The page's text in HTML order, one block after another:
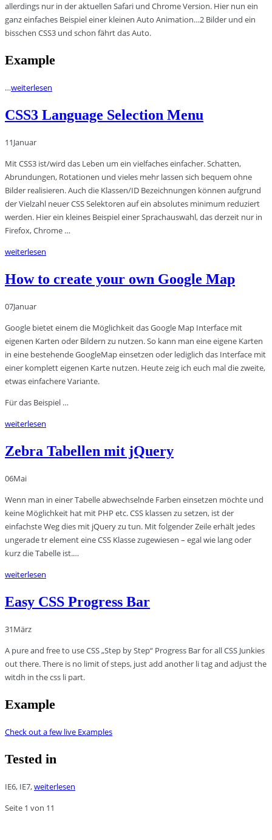
allerdings nur in der aktuellen Safari und Chrome Version. Hier nun ein
ganz einfaches Beispiel einer kleinen Auto Animation…2 Bilder und ein
bisschen CSS3 und schon fährt das Auto.
Example
…weiterlesen
CSS3 Language Selection Menu
11Januar
Mit CSS3 ist/wird das Leben um ein vielfaches einfacher. Schatten,
Abrundungen, Rotationen und vieles mehr lassen sich bequem ohne
Bilder realisieren. Auch die Klassen/ID Bezeichnungen können aufgrund
der Vielzahl neuer CSS Selektoren auf ein absolutes minimum reduziert
werden. Hier ein kleines Beispiel einer Sprachauswahl, das derzeit nur in
Firefox, Chrome …
weiterlesen
How to create your own Google Map
07Januar
Google bietet einem die Möglichkeit das Google Map Interface mit
eigenen Karten oder Bildern zu nutzen. So kann man eine eigene Karten
in eine bestehende GoogleMap einsetzen oder lediglich das Interface mit
einer komplett eigenen Karte nutzen. Heute zeig ich euch mal die zweite,
etwas einfachere Variante.
Für das Beispiel …
weiterlesen
Zebra Tabellen mit jQuery
06Mai
Wenn man in einer Tabelle abwechselnde Farben einsetzen möchte und
keine Möglichkeit hat mit PHP etc. CSS klassen zu setzen, ist der
einfachste Weg dies mit jQuery zu tun. Mit folgender Zeile erhält jedes
ungerade tr element eine CSS Klasse zugewiesen – egal wie lang oder
kurz die Tabelle ist.…
weiterlesen
Easy CSS Progress Bar
31März
A pure and free to use CSS „Step by Step“ Progress Bar for all CSS Junkies
out there. There is no limit of steps, just add another li tag and adjust the
witdh in the css li part.
Example
Check out a few live Examples
Tested in
IE6, IE7,weiterlesen
Seite 1 von 11